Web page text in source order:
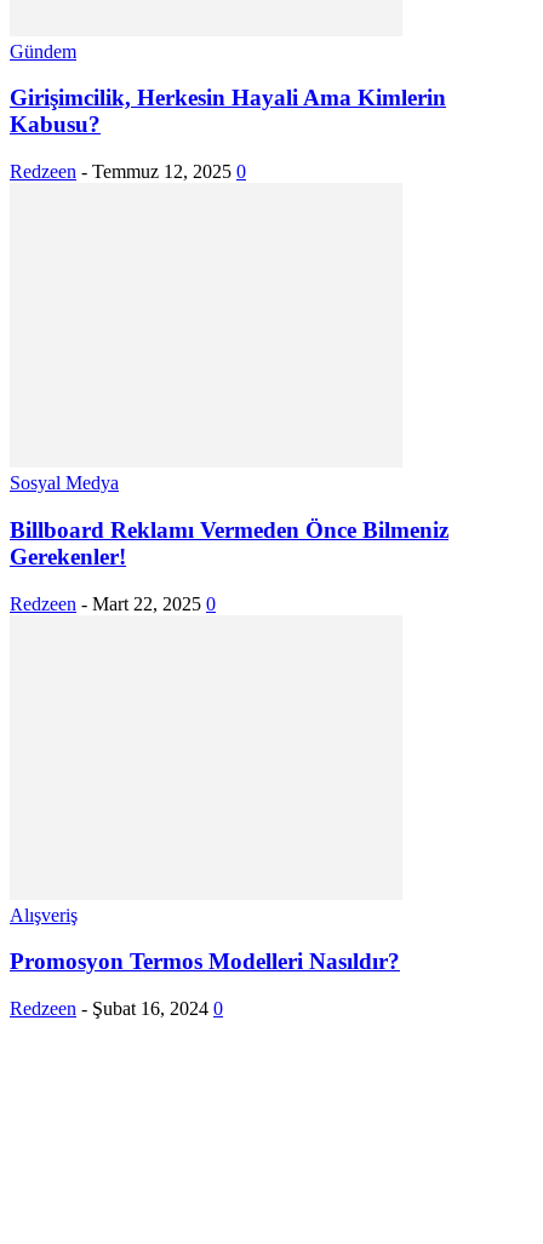
Gündem
Girişimcilik, Herkesin Hayali Ama Kimlerin
Kabusu?
Redzeen - Temmuz 12, 2025 0
Sosyal Medya
Billboard Reklamı Vermeden Önce Bilmeniz
Gerekenler!
Redzeen - Mart 22, 2025 0
Alışveriş
Promosyon Termos Modelleri Nasıldır?
Redzeen - Şubat 16, 2024 0